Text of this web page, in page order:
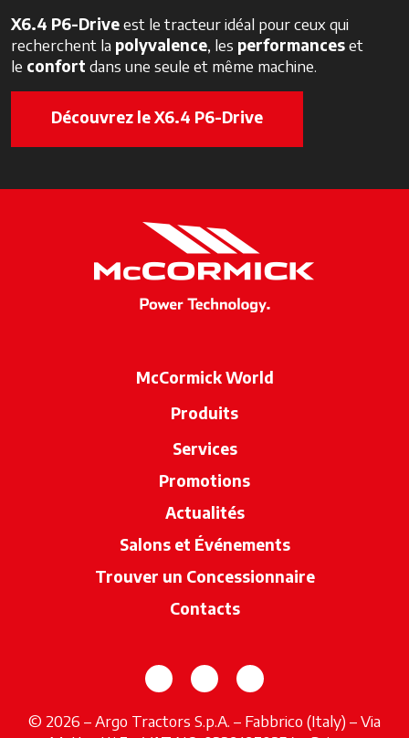
X6.4 P6-Driveest le tracteur idéal pour ceux qui
recherchent la polyvalence, les performanceset
le confort dans une seule et même machine.
Découvrez le X6.4 P6-Drive
McCormick World
Produits
Services
Promotions
Actualités
Salons et Événements
Trouver un Concessionnaires’ouvre
Contacts
s’ouvre dans un nouvel onglet
s’ouvre dans un nouvel
s’ouvre dans un
© 2026 – Argo Tractors S.p.A. – Fabbrico (Italy) – Via